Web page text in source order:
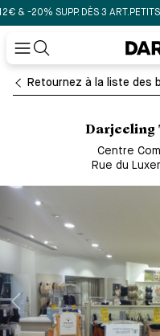
-20% SUPP. DÈS 3 ART.PETITS
Darjeeling
Centre
Rue du
Retournez à la liste des